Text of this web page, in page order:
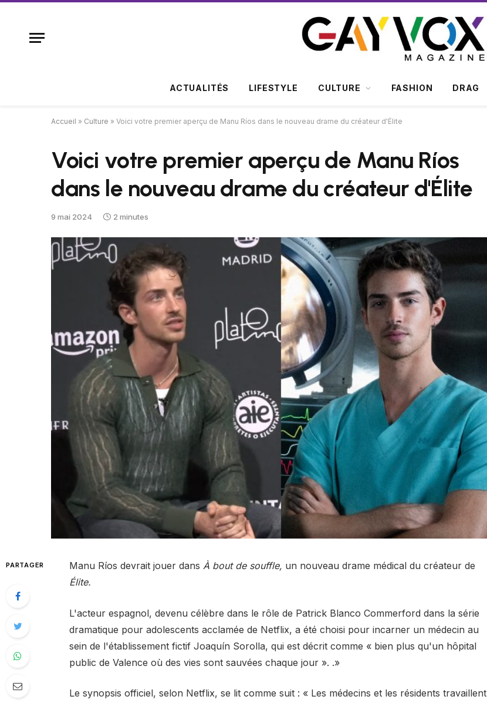
ACTUALITÉS LIFESTYLE CULTURE FASHION DRAG
Accueil » Culture » Voici votre premier aperçu de Manu Ríos dans le nouveau drame du créateur d'Élite
Voici votre premier aperçu de Manu Ríos
dans le nouveau drame du créateur d'Élite
9 mai 2024 2 minutes
PARTAGER Manu Ríos devrait jouer dans À bout de souffle, un nouveau drame médical du créateur de
Élite.
L'acteur espagnol, devenu célèbre dans le rôle de Patrick Blanco Commerford dans la série
dramatique pour adolescents acclamée de Netflix, a été choisi pour incarner un médecin au
sein de l'établissement fictif Joaquín Sorolla, qui est décrit comme « bien plus qu'un hôpital
public de Valence où des vies sont sauvées chaque jour ». .»
Le synopsis officiel, selon Netflix, se lit comme suit : « Les médecins et les résidents travaillent